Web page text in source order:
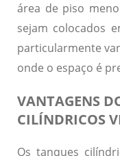
área de piso
sejam colocados
particularmente
onde o espaço é
VANTAGENS
CILÍNDRICOS
Os tanques